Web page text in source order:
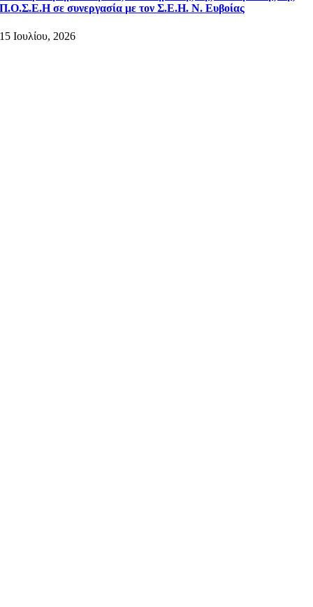
Π.Ο.Σ.Ε.Η σε συνεργασία με τον Σ.Ε.Η. Ν. Ευβοίας
15 Ιουλίου, 2026